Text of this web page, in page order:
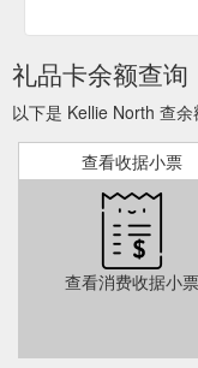
礼品卡余额查询
以下是 Kellie North 查
查看收据小票
查看消费收据小票